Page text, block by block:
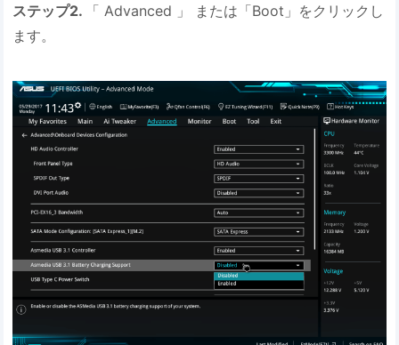
ステップ2.
「 Advanced 」 または「Boot」をクリックし
ます。